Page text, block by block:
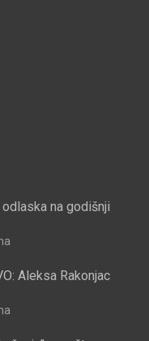
na godišnji
Aleksa Rakonjac